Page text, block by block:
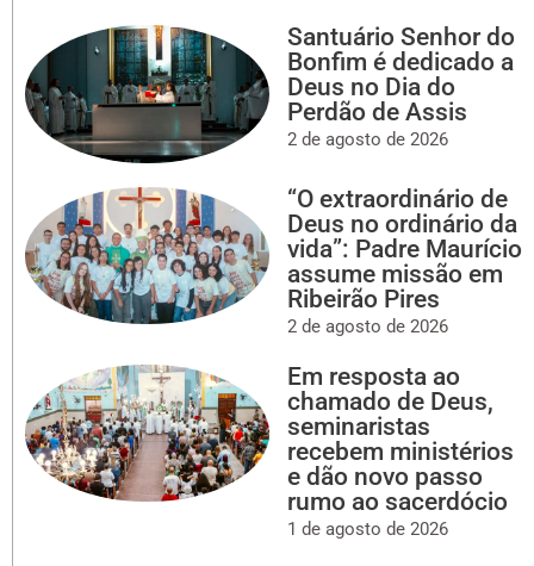
Santuário Senhor do
Bonfim é dedicado a
Deus no Dia do
Perdão de Assis
2 de agosto de 2026
“O extraordinário de
Deus no ordinário da
vida”: Padre Maurício
assume missão em
Ribeirão Pires
2 de agosto de 2026
Em resposta ao
chamado de Deus,
seminaristas
recebem ministérios
e dão novo passo
rumo ao sacerdócio
1 de agosto de 2026